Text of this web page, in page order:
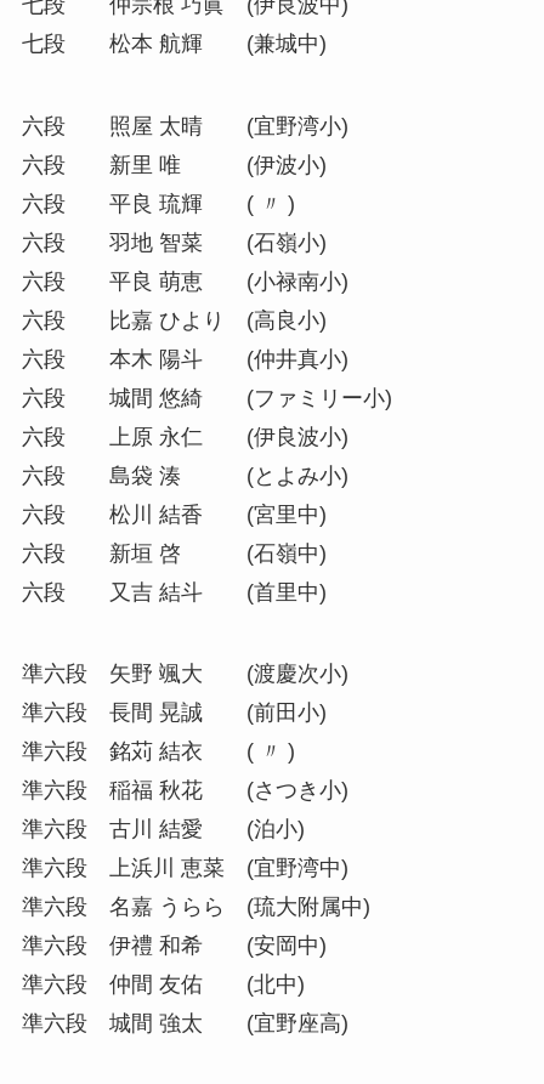
七段 松本 航輝 (兼城中)
六段 照屋 太晴 (宜野湾小)
六段 新里 唯 (伊波小)
六段 平良 琉輝 ( 〃 )
六段 羽地 智菜 (石嶺小)
六段 平良 萌恵 (小禄南小)
六段 比嘉 ひより (高良小)
六段 本木 陽斗 (仲井真小)
六段 城間 悠綺 (ファミリー小)
六段 上原 永仁 (伊良波小)
六段 島袋 湊 (とよみ小)
六段 松川 結香 (宮里中)
六段 新垣 啓 (石嶺中)
六段 又吉 結斗 (首里中)
準六段 矢野 颯大 (渡慶次小)
準六段 長間 晃誠 (前田小)
準六段 銘苅 結衣 ( 〃 )
準六段 稲福 秋花 (さつき小)
準六段 古川 結愛 (泊小)
準六段 上浜川 恵菜 (宜野湾中)
準六段 名嘉 うらら (琉大附属中)
準六段 伊禮 和希 (安岡中)
準六段 仲間 友佑 (北中)
準六段 城間 強太 (宜野座高)